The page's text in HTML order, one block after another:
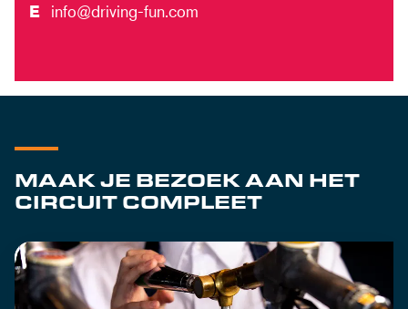
E info@driving-fun.com
MAAK JE BEZOEK AAN HET
CIRCUIT COMPLEET